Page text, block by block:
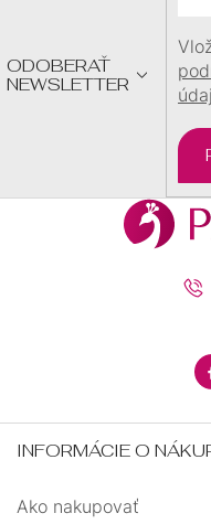
ODOBERAŤ
NEWSLETTER
INFORMÁCIE O
Ako nakupovať